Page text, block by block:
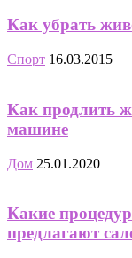
Как убрать
Спорт 16.03.2015
Как продлить
машине
Дом 25.01.2020
Какие
предлагают